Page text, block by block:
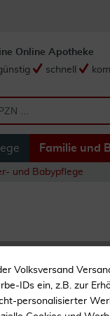
Online Apotheke
schnell
Familie und
und Babypflege
Volksversand
IDs ein, z.B. zur
personalisierter